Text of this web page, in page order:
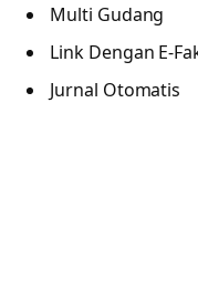
Multi Gudang
Link Dengan E-
Jurnal Otomatis